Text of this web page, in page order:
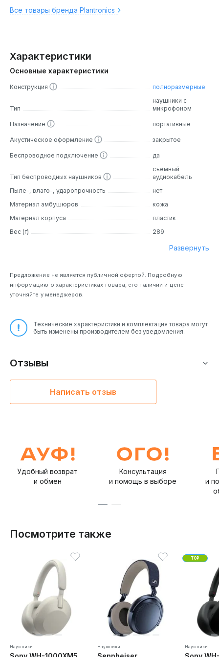
Все товары бренда Plantronics
Характеристики
Основные характеристики
Конструкция полноразмерные
Тип
наушники с
микрофоном
Назначение портативные
Акустическое оформление закрытое
Беспроводное подключение да
Тип беспроводных наушников
съёмный
аудиокабель
Пыле-, влаго-, ударопрочность
нет
Материал амбушюров
кожа
Материал корпуса
пластик
Вес (г)
289
Развернуть
Предложение не является публичной офертой. Подробную
информацию о характеристиках товара, его наличии и цене
уточняйте у менеджеров.
Технические характеристики и комплектация товара могут
быть изменены производителем без уведомления.
Отзывы
Написать отзыв
Удобный возврат
и обмен
Консультация
и помощь в выборе
и
Посмотрите также
Наушники Наушники
TOP
Наушники